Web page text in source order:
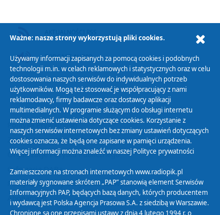
PODCAST AUDIO
Polityka Prywatności
Zasady korzystania z Serwisu
Organizacje Pożytku Publicznego
Cyfryzacja DAB+
Polityka ochrony danych osobowych
Abonament
Zamówienia publiczne
Ważne: nasze strony wykorzystują pliki cookies.
Używamy informacji zapisanych za pomocą cookies i podobnych
technologii m.in. w celach reklamowych i statystycznych oraz w celu
dostosowania naszych serwisów do indywidualnych potrzeb
użytkowników. Mogą też stosować je współpracujący z nami
reklamodawcy, firmy badawcze oraz dostawcy aplikacji
multimedialnych. W programie służącym do obsługi internetu
można zmienić ustawienia dotyczące cookies. Korzystanie z
naszych serwisów internetowych bez zmiany ustawień dotyczących
cookies oznacza, że będą one zapisane w pamięci urządzenia.
Więcej informacji można znaleźć w naszej Polityce prywatności
Zamieszczone na stronach internetowych www.radiopik.pl
materiały sygnowane skrótem „PAP” stanowią element Serwisów
Informacyjnych PAP, będących bazą danych, których producentem
i wydawcą jest Polska Agencja Prasowa S.A. z siedzibą w Warszawie.
Chronione są one przepisami ustawy z dnia 4 lutego 1994 r. o